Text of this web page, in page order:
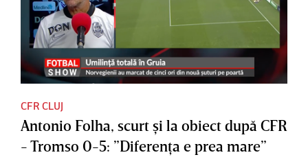
CFR CLUJ
Antonio Folha, scurt şi la obiect după CFR
- Tromso 0-5: ”Diferenţa e prea mare”